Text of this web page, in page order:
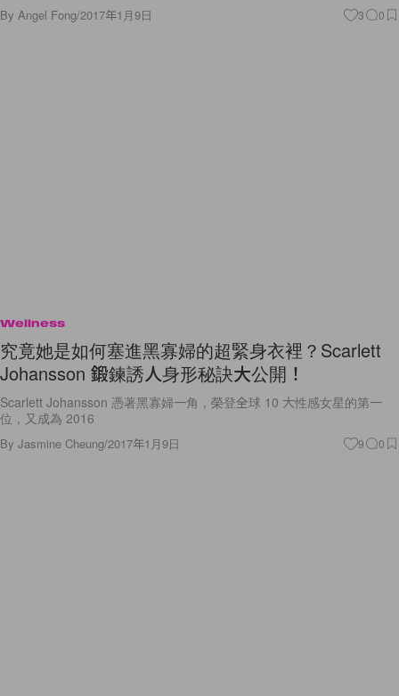
By Angel Fong/2017年1月9日 3 0
Wellness
究竟她是如何塞進黑寡婦的超緊身衣裡？Scarlett
Johansson 鍛鍊誘人身形秘訣大公開！
Scarlett Johansson 憑著黑寡婦一角，榮登全球 10 大性感女星的第一
位，又成為 2016
By Jasmine Cheung/2017年1月9日 9 0